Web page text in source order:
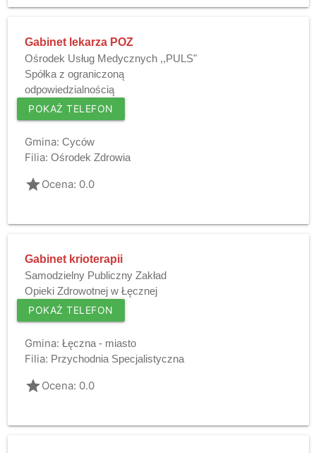
Gabinet lekarza POZ
Ośrodek Usług Medycznych ,,PULS"
Spółka z ograniczoną
odpowiedzialnością
POKAŻ TELEFON
Gmina: Cyców
Filia: Ośrodek Zdrowia
gradeOcena: 0.0
Gabinet krioterapii
Samodzielny Publiczny Zakład
Opieki Zdrowotnej w Łęcznej
POKAŻ TELEFON
Gmina: Łęczna - miasto
Filia: Przychodnia Specjalistyczna
gradeOcena: 0.0